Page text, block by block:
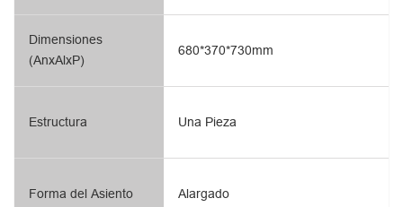
Dimensiones
(AnxAlxP)
Estructura
Forma del Asiento
680*370*730mm
Una Pieza
Alargado